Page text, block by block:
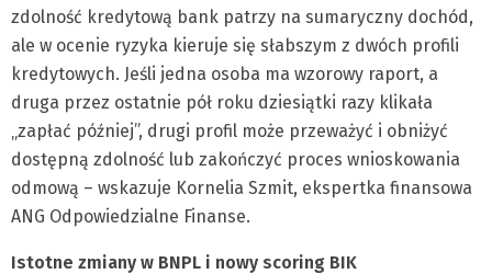
zdolność kredytową bank patrzy na sumaryczny dochód,
ale w ocenie ryzyka kieruje się słabszym z dwóch profili
kredytowych. Jeśli jedna osoba ma wzorowy raport, a
druga przez ostatnie pół roku dziesiątki razy klikała
„zapłać później”, drugi profil może przeważyć i obniżyć
dostępną zdolność lub zakończyć proces wnioskowania
odmową – wskazuje Kornelia Szmit, ekspertka finansowa
ANG Odpowiedzialne Finanse.
Istotne zmiany w BNPL i nowy scoring BIK